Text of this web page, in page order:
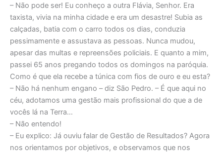
– Não pode ser! Eu conheço a outra Flávia, Senhor. Era
taxista, vivia na minha cidade e era um desastre! Subia as
calçadas, batia com o carro todos os dias, conduzia
pessimamente e assustava as pessoas. Nunca mudou,
apesar das multas e repreensões policiais. E quanto a mim,
passei 65 anos pregando todos os domingos na paróquia.
Como é que ela recebe a túnica com fios de ouro e eu esta?
– Não há nenhum engano – diz São Pedro. – É que aqui no
céu, adotamos uma gestão mais profissional do que a de
vocês lá na Terra…
– Não entendo!
– Eu explico: Já ouviu falar de Gestão de Resultados? Agora
nos orientamos por objetivos, e observamos que nos